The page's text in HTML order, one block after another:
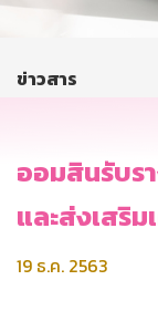
บริการออนไ
ข่าวสาร
ออมสินรับร
และส่งเสริ
19 ธ.ค. 2563